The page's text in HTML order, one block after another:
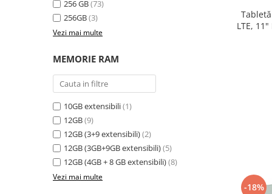
electrică portabile
Panouri solare portabile
Statii incarcare masini electrice
Media player cu Android
Produse resigilate
Termometre non contact
Aspiratoare robot, piese si accesorii
Piese de schimb telefoane mobile
256 GB(73)
256GB(3)
Vezi mai multe
MEMORIE RAM
10GB extensibili(1)
12GB(9)
12GB (3+9 extensibili)(2)
12GB (3GB+9GB extensibili)(5)
12GB (4GB + 8 GB extensibili)(8)
Vezi mai multe
LTE, 11"
-18%